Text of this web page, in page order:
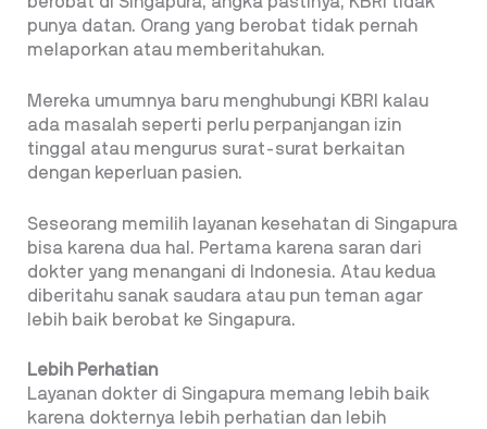
punya datan. Orang yang berobat tidak pernah
melaporkan atau memberitahukan.
Mereka umumnya baru menghubungi KBRI kalau
ada masalah seperti perlu perpanjangan izin
tinggal atau mengurus surat-surat berkaitan
dengan keperluan pasien.
Seseorang memilih layanan kesehatan di Singapura
bisa karena dua hal. Pertama karena saran dari
dokter yang menangani di Indonesia. Atau kedua
diberitahu sanak saudara atau pun teman agar
lebih baik berobat ke Singapura.
Lebih Perhatian
Layanan dokter di Singapura memang lebih baik
karena dokternya lebih perhatian dan lebih